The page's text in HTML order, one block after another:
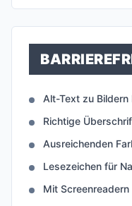
Alt-Text zu Bildern
Richtige
Ausreichenden
Lesezeichen für
Mit